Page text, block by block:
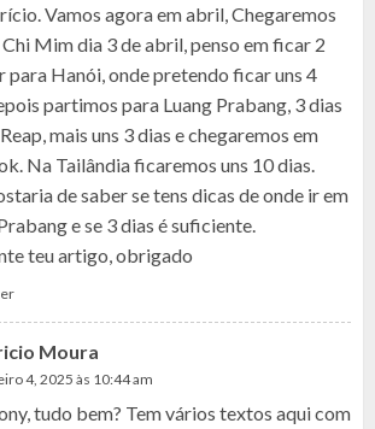
Vamos agora em abril, Chegaremos
Mim dia 3 de abril, penso em ficar 2
para Hanói, onde pretendo ficar uns 4
partimos para Luang Prabang, 3 dias
mais uns 3 dias e chegaremos em
Na Tailândia ficaremos uns 10 dias.
de saber se tens dicas de onde ir em
e se 3 dias é suficiente.
teu artigo, obrigado
Moura
4, 2025 às 10:44 am
tudo bem? Tem vários textos aqui com